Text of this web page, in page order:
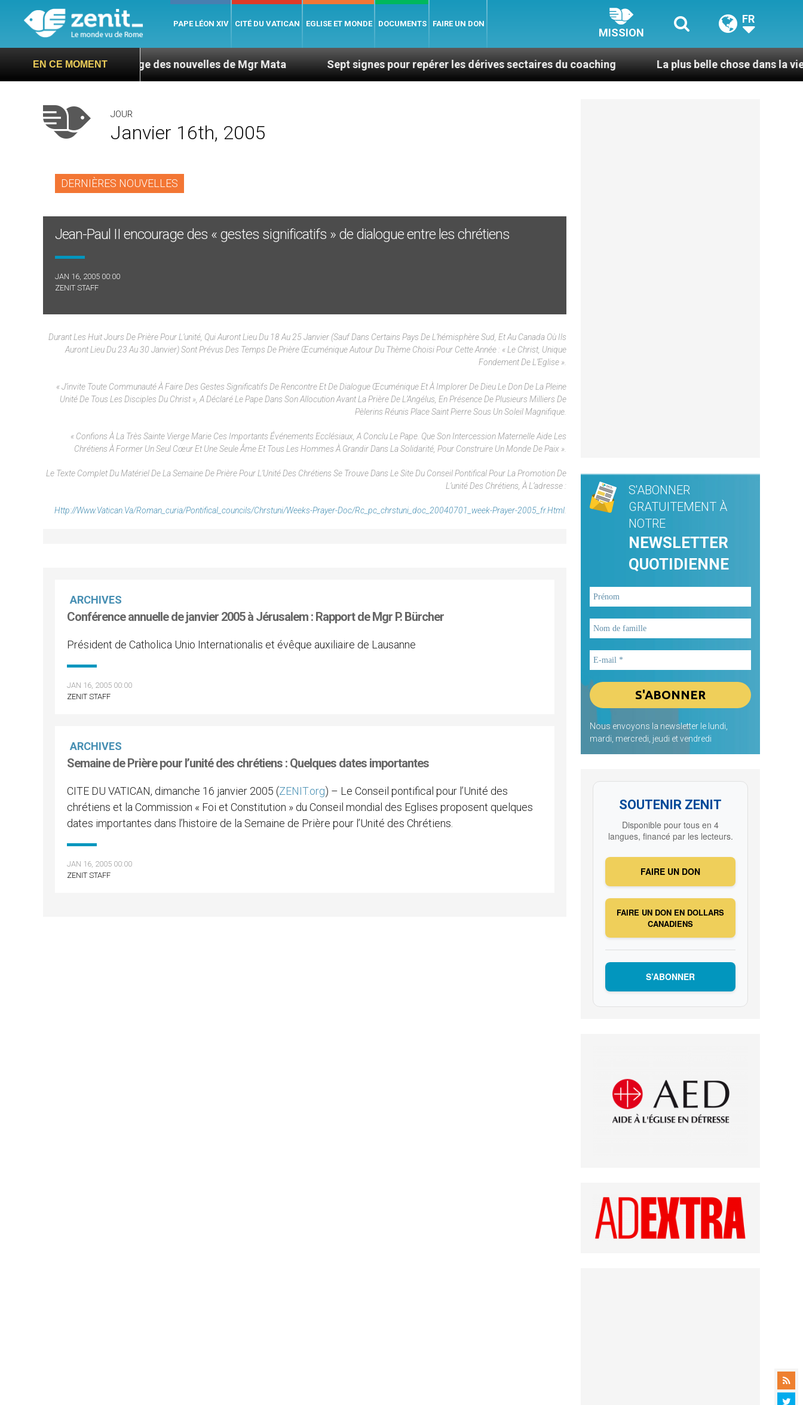
PAPE LÉON XIV CITÉ DU VATICAN EGLISE ET MONDE DOCUMENTS FAIRE UN DON
MISSION
FR
EN CE MOMENT
: L’ONU exige des nouvelles de Mgr Mata Sept signes pour repérer les dérives sectaires du coaching La plus belle chose dans la vie, c’est
JOUR
Janvier 16th, 2005
DERNIÈRES NOUVELLES
Jean-Paul II encourage des « gestes significatifs » de dialogue entre les chrétiens
JAN 16, 2005 00:00
ZENIT STAFF
Durant Les Huit Jours De Prière Pour L’unité, Qui Auront Lieu Du 18 Au 25 Janvier (sauf Dans Certains Pays De L’hémisphère Sud, Et Au Canada Où Ils
Auront Lieu Du 23 Au 30 Janvier) Sont Prévus Des Temps De Prière Œcuménique Autour Du Thème Choisi Pour Cette Année : « Le Christ, Unique
Fondement De L’Eglise ».
« J’invite Toute Communauté À Faire Des Gestes Significatifs De Rencontre Et De Dialogue Œcuménique Et À Implorer De Dieu Le Don De La Pleine
Unité De Tous Les Disciples Du Christ », A Déclaré Le Pape Dans Son Allocution Avant La Prière De L’Angélus, En Présence De Plusieurs Milliers De
Pèlerins Réunis Place Saint Pierre Sous Un Soleil Magnifique.
« Confions À La Très Sainte Vierge Marie Ces Importants Événements Ecclésiaux, A Conclu Le Pape. Que Son Intercession Maternelle Aide Les
Chrétiens À Former Un Seul Cœur Et Une Seule Âme Et Tous Les Hommes À Grandir Dans La Solidarité, Pour Construire Un Monde De Paix ».
Le Texte Complet Du Matériel De La Semaine De Prière Pour L’Unité Des Chrétiens Se Trouve Dans Le Site Du Conseil Pontifical Pour La Promotion De
L’unité Des Chrétiens, À L’adresse :
Http://www.vatican.va/roman_curia/pontifical_councils/chrstuni/weeks-Prayer-Doc/rc_pc_chrstuni_doc_20040701_week-Prayer-2005_fr.html
ARCHIVES
Conférence annuelle de janvier 2005 à Jérusalem : Rapport de Mgr P. Bürcher
Président de Catholica Unio Internationalis et évêque auxiliaire de Lausanne
JAN 16, 2005 00:00
ZENIT STAFF
ARCHIVES
Semaine de Prière pour l’unité des chrétiens : Quelques dates importantes
CITE DU VATICAN, dimanche 16 janvier 2005 (ZENIT.org) – Le Conseil pontifical pour l’Unité des
chrétiens et la Commission « Foi et Constitution » du Conseil mondial des Eglises proposent quelques
dates importantes dans l’histoire de la Semaine de Prière pour l’Unité des Chrétiens.
JAN 16, 2005 00:00
ZENIT STAFF
S'ABONNER
GRATUITEMENT À
NOTRE
NEWSLETTER
QUOTIDIENNE
Nous envoyons la newsletter le lundi,
mardi, mercredi, jeudi et vendredi
SOUTENIR ZENIT
Disponible pour tous en 4
langues, financé par les lecteurs.
FAIRE UN DON
FAIRE UN DON EN DOLLARS
CANADIENS
S’ABONNER